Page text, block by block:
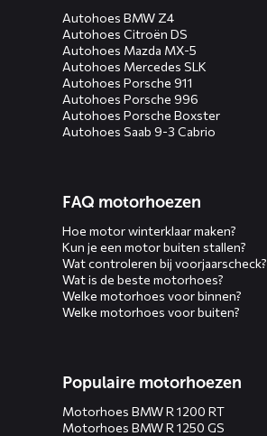
Autohoes BMW Z4
Autohoes Citroën DS
Autohoes Mazda MX-5
Autohoes Mercedes SLK
Autohoes Porsche 911
Autohoes Porsche 996
Autohoes Porsche Boxster
Autohoes Saab 9-3 Cabrio
FAQ motorhoezen
Hoe motor winterklaar maken?
Kun je een motor buiten stallen?
Wat controleren bij voorjaarscheck?
Wat is de beste motorhoes?
Welke motorhoes voor binnen?
Welke motorhoes voor buiten?
Populaire motorhoezen
Motorhoes BMW R 1200 RT
Motorhoes BMW R 1250 GS